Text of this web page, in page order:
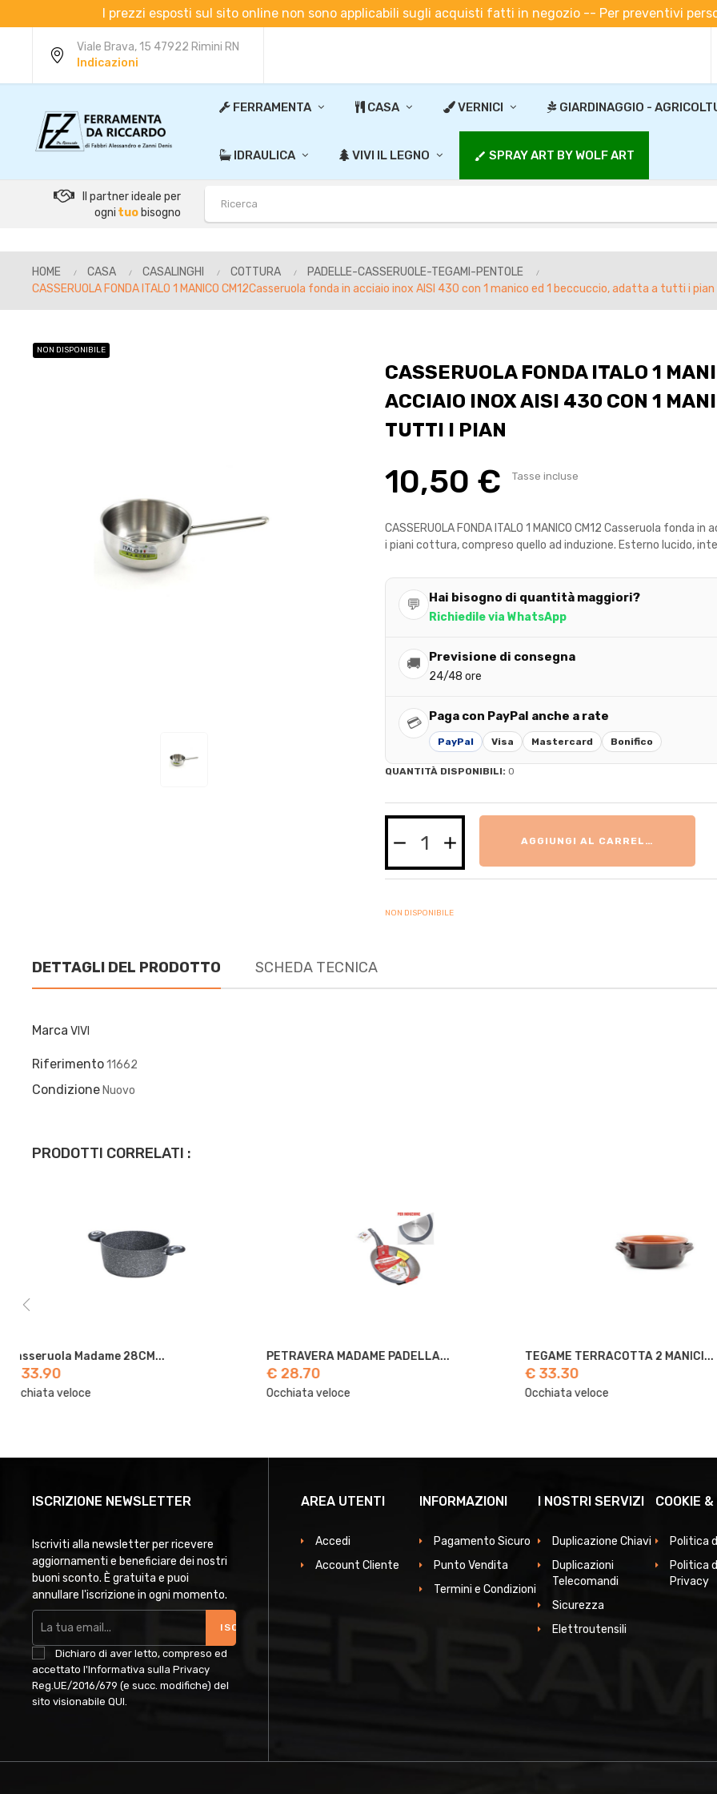
I prezzi esposti sul sito online non sono applicabili sugli acquisti fatti in negozio -- Per preventivi
Viale Brava, 15 47922 Rimini RN
Indicazioni
FERRAMENTA CASA VERNICI GIARDINAGGIO -
IDRAULICA VIVI IL LEGNO brush SPRAY ART BY WOLF ART
Il partner ideale per
ogni tuo bisogno
HOME CASA CASALINGHI COTTURA
PADELLE-CASSERUOLE-TEGAMI-PENTOLE
CASSERUOLA FONDA ITALO 1 MANICO CM12Casseruola fonda in acciaio inox AISI 430 con 1 manico ed 1 beccuccio, adatta a tutti i pian
NON DISPONIBILE
CASSERUOLA FONDA ITALO 1
ACCIAIO INOX AISI 430 CON 1
TUTTI I PIAN
10,50 € Tasse incluse
CASSERUOLA FONDA ITALO 1 MANICO CM12 Casseruola
i piani cottura, compreso quello ad induzione. Esterno lucido,
💬 Hai bisogno di quantità maggiori?
Richiedile via WhatsApp
🚚 Previsione di consegna
24/48 ore
💳 Paga con PayPal anche a rate
PayPal Visa Mastercard Bonifico
QUANTITÀ DISPONIBILI: 0
AGGIUNGI AL CARRELLO
NON DISPONIBILE
DETTAGLI DEL PRODOTTO SCHEDA TECNICA
Marca VIVI
Riferimento11662
Condizione Nuovo
PRODOTTI CORRELATI :
PETRAVERA MADAME PADELLA...
€ 28.70
Occhiata veloce
TEGAME TERRACOTTA 2 MANICI...
€ 33.30
Occhiata veloce
PETRAVERA MADAME
€ 19.60
Occhiata veloce
ISCRIZIONE NEWSLETTER
Iscriviti alla newsletter per ricevere
aggiornamenti e beneficiare dei nostri
buoni sconto. È gratuita e puoi
annullare l'iscrizione in ogni momento.
ISCRIVITI
Dichiaro di aver letto, compreso ed
accettato l'Informativa sulla Privacy
Reg.UE/2016/679 (e succ. modifiche) del
sito visionabile QUI.
AREA UTENTI
Accedi
Account Cliente
INFORMAZIONI
Pagamento Sicuro
Punto Vendita
Termini e Condizioni
I NOSTRI SERVIZI
Duplicazione Chiavi
Duplicazioni
Telecomandi
Sicurezza
Elettroutensili
COOKIE
Politica
Politica
Privacy